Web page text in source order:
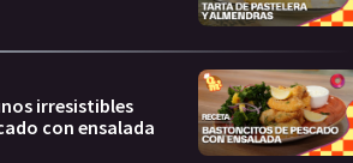
irresistibles
con ensalada